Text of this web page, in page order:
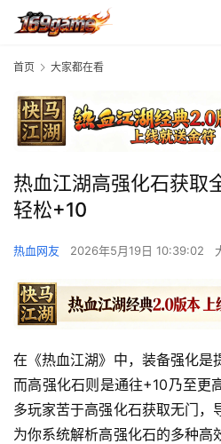
首页 大家都在看
热血江湖高强化石获取
轻松+10
热血网友 2026年5月19日 10:39:02
在《热血江湖》中，装备强化是
而高强化石则是通往+10乃至更
多玩家苦于高强化石获取无门，
为你系统解析高强化石的多种高